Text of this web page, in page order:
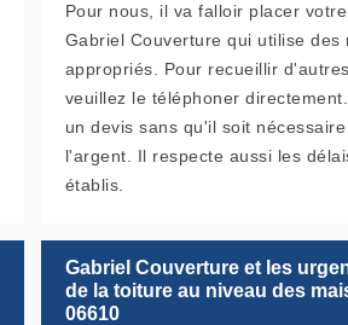
Pour nous, il va falloir placer
Gabriel Couverture qui utilise des
appropriés. Pour recueillir
veuillez le téléphoner
un devis sans qu'il soit
l'argent. Il respecte aussi les
établis.
Gabriel Couverture et les
de la toiture au niveau des
06610